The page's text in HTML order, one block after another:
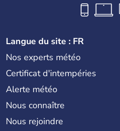
Langue du site : FR
Nos experts météo
Certificat d'intempéries
Alerte météo
Nous connaître
Nous rejoindre